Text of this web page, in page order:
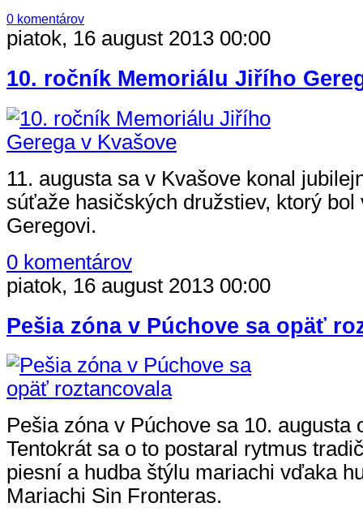
0 komentárov
piatok, 16 august 2013 00:00
10. ročník Memoriálu Jiřího
11. augusta sa v Kvašove konal
súťaže hasičských družstiev, ktorý bol
Geregovi.
0 komentárov
piatok, 16 august 2013 00:00
Pešia zóna v Púchove sa opäť
Pešia zóna v Púchove sa 10. augusta
Tentokrát sa o to postaral rytmus
piesní a hudba štýlu mariachi vďaka
Mariachi Sin Fronteras.